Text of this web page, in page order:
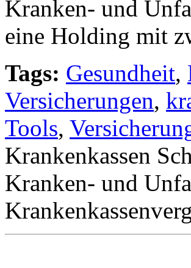
Kranken- und
eine Holding mit
Tags: Gesundheit,
Versicherungen,
Tools,
Krankenkassen
Kranken- und